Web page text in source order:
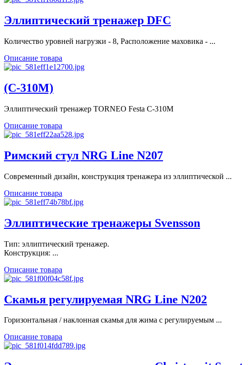
Эллиптический тренажер DFC
Количество уровней нагрузки - 8, Расположение маховика - ...
Описание товара
(C-310M)
Эллиптический тренажер TORNEO Festa C-310M
Описание товара
Римский стул NRG Line N207
Современный дизайн, конструкция тренажера из эллиптической ...
Описание товара
Эллиптические тренажеры Svensson
Тип: эллиптический тренажер.
Конструкция: ...
Описание товара
Скамья регулируемая NRG Line N202
Горизонтальная / наклонная скамья для жима с регулируемым ...
Описание товара